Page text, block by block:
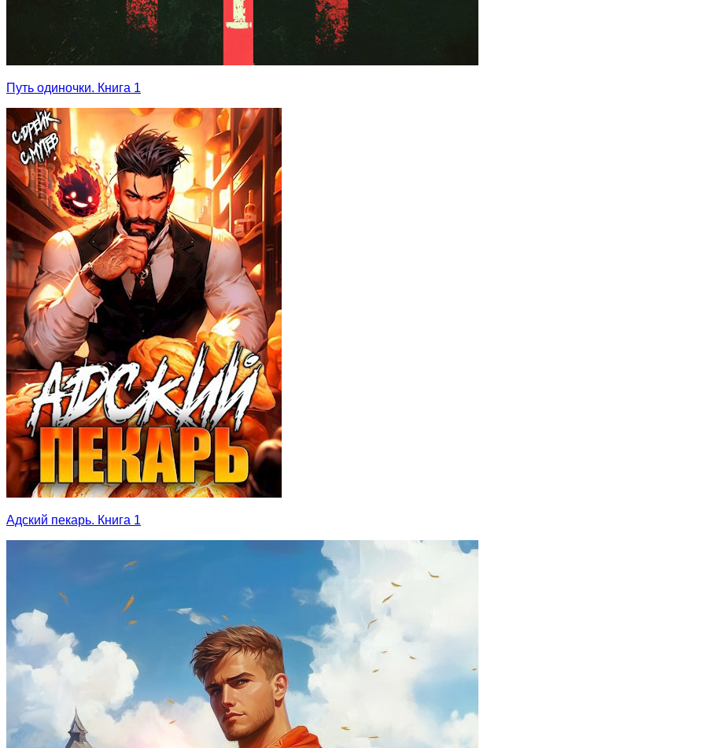
Путь одиночки. Книга 1
Адский пекарь. Книга 1